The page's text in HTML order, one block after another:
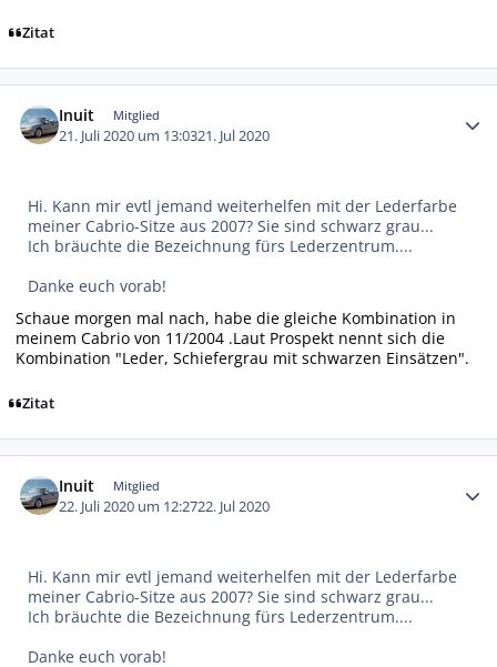
Zitat
Inuit Mitglied
21. Juli 2020 um 13:0321. Jul 2020
Hi. Kann mir evtl jemand weiterhelfen mit der Lederfarbe
meiner Cabrio-Sitze aus 2007? Sie sind schwarz grau...
Ich bräuchte die Bezeichnung fürs Lederzentrum....
Danke euch vorab!
Schaue morgen mal nach, habe die gleiche Kombination in
meinem Cabrio von 11/2004 .Laut Prospekt nennt sich die
Kombination "Leder, Schiefergrau mit schwarzen Einsätzen".
Zitat
Inuit Mitglied
22. Juli 2020 um 12:2722. Jul 2020
Hi. Kann mir evtl jemand weiterhelfen mit der Lederfarbe
meiner Cabrio-Sitze aus 2007? Sie sind schwarz grau...
Ich bräuchte die Bezeichnung fürs Lederzentrum....
Danke euch vorab!